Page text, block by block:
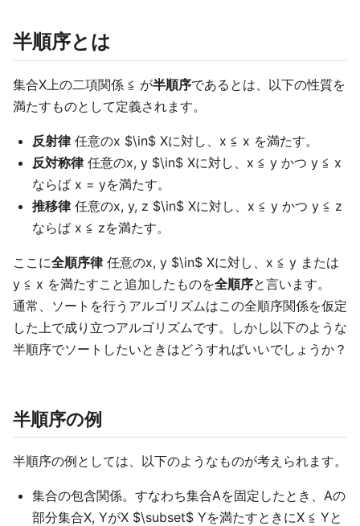
半順序とは
集合X上の二項関係 ≦ が半順序であるとは、以下の性質を
満たすものとして定義されます。
反射律任意のx $\in$ Xに対し、x ≦ x を満たす。
反対称律任意のx, y $\in$ Xに対し、x ≦ y かつ y ≦ x
ならば x = yを満たす。
推移律任意のx, y, z $\in$ Xに対し、x ≦ y かつ y ≦ z
ならば x ≦ zを満たす。
ここに全順序律任意のx, y $\in$ Xに対し、x ≦ y または
y ≦ x を満たすこと追加したものを全順序と言います。
通常、ソートを行うアルゴリズムはこの全順序関係を仮定
した上で成り立つアルゴリズムです。しかし以下のような
半順序でソートしたいときはどうすればいいでしょうか？
半順序の例
半順序の例としては、以下のようなものが考えられます。
集合の包含関係。すなわち集合Aを固定したとき、Aの
部分集合X, YがX $\subset$ Yを満たすときにX ≦ Yと